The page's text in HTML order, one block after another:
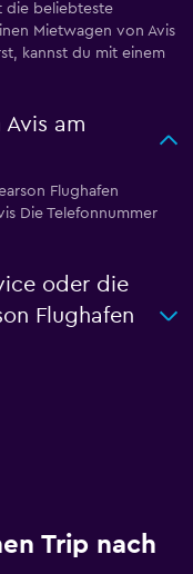
die beliebteste
Mietwagen von Avis
kannst du mit einem
am
Flughafen
Die Telefonnummer
oder die
Flughafen
Trip nach